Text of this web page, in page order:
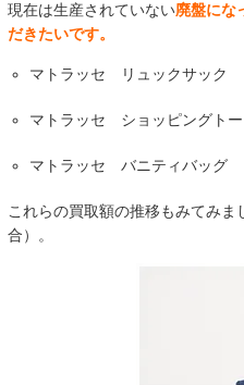
現在は生産されていない廃盤にな
だきたいです。
マトラッセ リュックサック
マトラッセ ショッピングトー
マトラッセ バニティバッグ
これらの買取額の推移もみてみ
合）。